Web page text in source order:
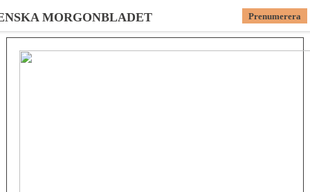
MORGONBLADET Prenumerera